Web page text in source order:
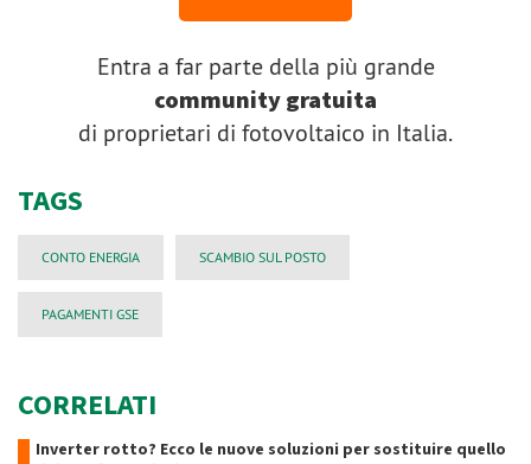
Entra a far parte della più grande
community gratuita
di proprietari di fotovoltaico in Italia.
TAGS
CONTO ENERGIA SCAMBIO SUL POSTO
PAGAMENTI GSE
CORRELATI
Inverter rotto? Ecco le nuove soluzioni per sostituire quello